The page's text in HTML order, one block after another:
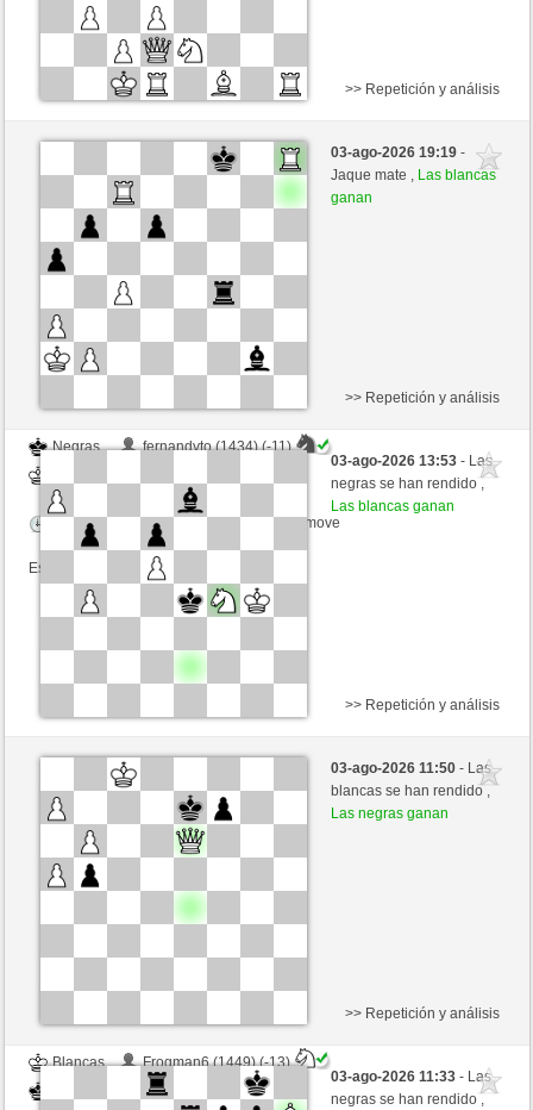
Negras
Fantomas1870 (1355) (-10)
jt778 (1502) (+10)
Tiempo: 15 minutes/side + 20 seconds/move
Esta partida es por puntos
>> Repetición y análisis
03-ago-2026 19:19-
Jaque mate , Las blancas
ganan
Negras
fernandyto (1434) (-11)
Tiempo: 15 minutes/side + 20 seconds/move
Esta partida es por puntos
>> Repetición y análisis
03-ago-2026 13:53- Las
negras se han rendido ,
Las blancas ganan
Negras
rudiloewe (1494) (-14)
Tiempo: 15 minutes/side + 20 seconds/move
Esta partida es por puntos
>> Repetición y análisis
03-ago-2026 11:50- Las
blancas se han rendido ,
Las negras ganan
Blancas
Frogman6 (1449) (-13)
jt778 (1514) (+13)
>> Repetición y análisis
03-ago-2026 11:33- Las
negras se han rendido ,